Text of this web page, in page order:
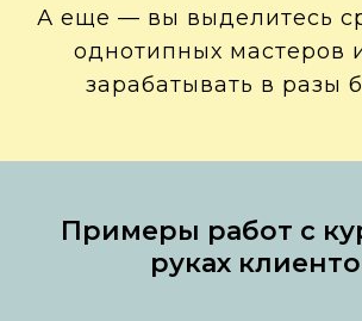
А еще — вы выделитесь
однотипных мастеров
зарабатывать в разы
Примеры работ с
руках